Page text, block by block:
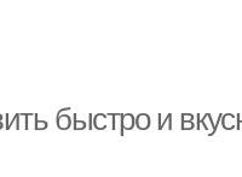
быстро и